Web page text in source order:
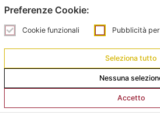
Orari Ufficio
lunedì e giovedì dalle
Pomeriggio:
da lunedì a giovedì dalle
Preferenze Cookie:
Cookie funzionali Pubblicità
Seleziona tutto
Nessuna
Accetto